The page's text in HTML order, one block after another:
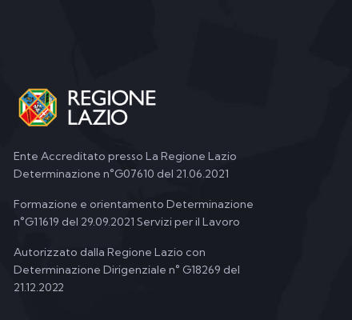
Ente Accreditato presso La Regione Lazio
Determinazione n°G07610 del 21.06.2021
Formazione e orientamento Determinazione
n°G11619 del 29.09.2021 Servizi per il Lavoro
Autorizzato dalla Regione Lazio con
Determinazione Dirigenziale n° G18269 del
21.12.2022